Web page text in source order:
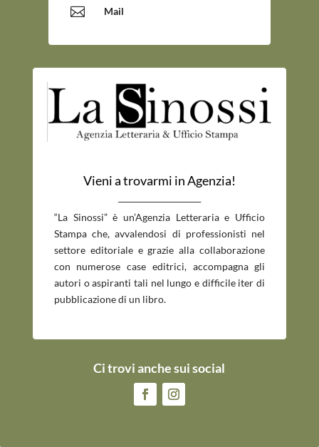
 Mail
Vieni a trovarmi in Agenzia!
“La Sinossi” è un’Agenzia Letteraria e Ufficio
Stampa che, avvalendosi di professionisti nel
settore editoriale e grazie alla collaborazione
con numerose case editrici, accompagna gli
autori o aspiranti tali nel lungo e difficile iter di
pubblicazione di un libro.
Ci trovi anche sui social